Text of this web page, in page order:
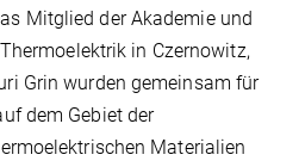
Mitglied der Akademie und
in Czernowitz,
Grin wurden gemeinsam für
dem Gebiet der
Materialien